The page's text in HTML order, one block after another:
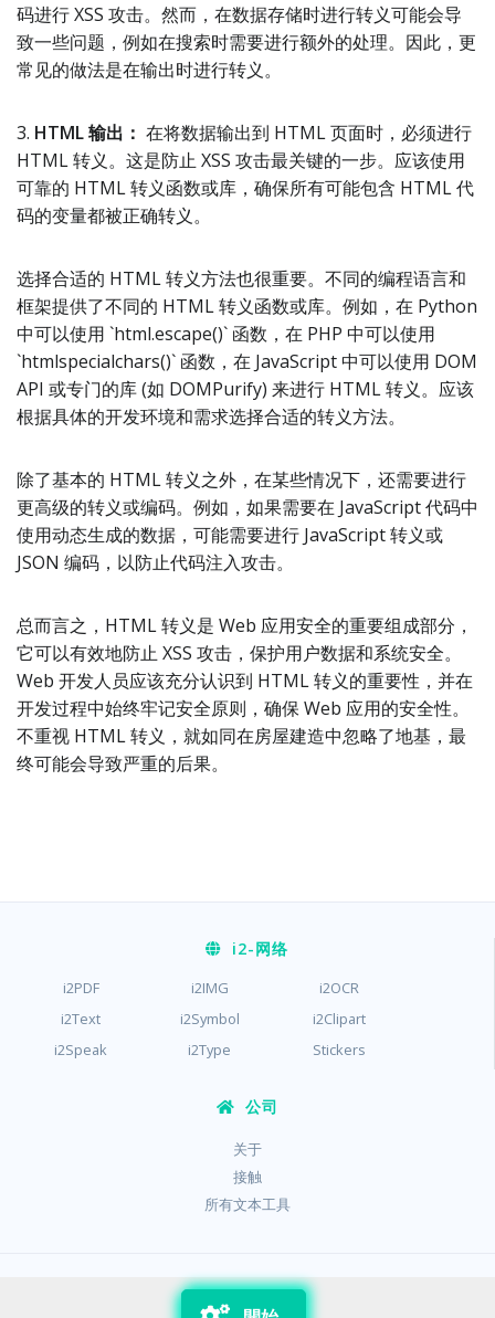
码进行 XSS 攻击。然而，在数据存储时进行转义可能会导
致一些问题，例如在搜索时需要进行额外的处理。因此，更
常见的做法是在输出时进行转义。
3. HTML 输出： 在将数据输出到 HTML 页面时，必须进行
HTML 转义。这是防止 XSS 攻击最关键的一步。应该使用
可靠的 HTML 转义函数或库，确保所有可能包含 HTML 代
码的变量都被正确转义。
选择合适的 HTML 转义方法也很重要。不同的编程语言和
框架提供了不同的 HTML 转义函数或库。例如，在 Python
中可以使用 `html.escape()` 函数，在 PHP 中可以使用
`htmlspecialchars()` 函数，在 JavaScript 中可以使用 DOM
API 或专门的库 (如 DOMPurify) 来进行 HTML 转义。应该
根据具体的开发环境和需求选择合适的转义方法。
除了基本的 HTML 转义之外，在某些情况下，还需要进行
更高级的转义或编码。例如，如果需要在 JavaScript 代码中
使用动态生成的数据，可能需要进行 JavaScript 转义或
JSON 编码，以防止代码注入攻击。
总而言之，HTML 转义是 Web 应用安全的重要组成部分，
它可以有效地防止 XSS 攻击，保护用户数据和系统安全。
Web 开发人员应该充分认识到 HTML 转义的重要性，并在
开发过程中始终牢记安全原则，确保 Web 应用的安全性。
不重视 HTML 转义，就如同在房屋建造中忽略了地基，最
终可能会导致严重的后果。
i2-网络
i2PDF i2IMG
i2OCR
i2Text
i2Symbol
i2Clipart
i2Speak
i2Type Stickers
公司
关于
接触
所有文本工具
隐私 / 条款 / 饼干